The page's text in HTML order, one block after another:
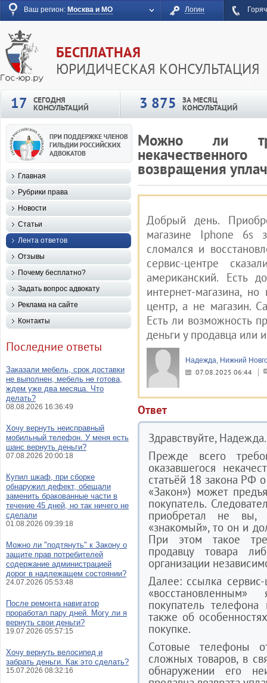
Ваш регион: Москва и МО Логин
БЕСПЛАТНАЯ
ЮРИДИЧЕСКАЯ КОНСУЛЬТАЦИЯ
17
СЕГОДНЯ
КОНСУЛЬТАЦИЙ 3 875 ЗА МЕСЯЦ
КОНСУЛЬТАЦИЙ
Можно ли
возвращения
Добрый день.
магазине Iphone 6s
сломался и
сервис-центре
американский. Есть
интернет-магазина,
центр, а не магазин.
Есть ли возможность
деньги у продавца или
Надежда, Нижний
07.08.2025 06:44
Ответ
Здравствуйте, Надежда.
Прежде всего
оказавшегося
статьёй 18 закона РФ
«Закон») может
покупатель.
приобретал не
«знакомый», то он и
При этом такое
продавцу товара
организации
Далее: ссылка
покупатель
также об
покупке.
Сотовые телефоны
сложных товаров, в
обнаружении его
Главная
Рубрики права
Новости
Статьи
Лента ответов
Отзывы
Почему бесплатно?
Задать вопрос адвокату
Реклама на сайте
Контакты
Последние ответы
Заказали мебель, срок доставки
не выполнен, мебель не готова,
ждем уже два месяца. Что
делать?
08.08.2026 16:36:49
Хочу вернуть неисправный
мобильный телефон. У меня есть
шанс вернуть деньги?
07.08.2026 20:00:18
Купил шкаф, при сборке
обнаружил дефект, обещали
заменить бракованные части в
течение 45 дней, но так ничего не
сделали
01.08.2026 09:39:18
Можно ли "подтянуть" к Закону о
защите прав потребителей
содержание администрацией
дорог в надлежащем состоянии?
24.07.2026 05:53:48
После ремонта навигатор
проработал пару дней. Могу ли я
вернуть свои деньги?
19.07.2026 05:57:15
Хочу вернуть велосипед и
забрать деньги. Как это сделать?
15.07.2026 08:32:16